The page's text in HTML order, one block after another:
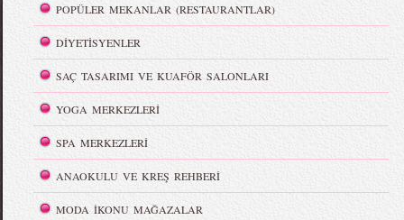
POPÜLER MEKANLAR (RESTAURANTLAR)
DİYETİSYENLER
SAÇ TASARIMI VE KUAFÖR SALONLARI
YOGA MERKEZLERİ
SPA MERKEZLERİ
ANAOKULU VE KREŞ REHBERİ
MODA İKONU MAĞAZALAR